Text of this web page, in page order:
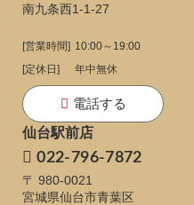
南九条西1-1-27
[営業時間] 10:00～19:00
[定休日]
年中無休
電話する
仙台駅前店
022-796-7872
〒 980-0021
宮城県仙台市青葉区